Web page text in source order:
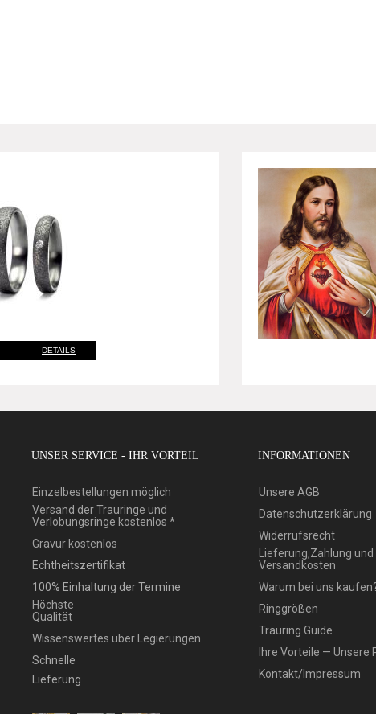
DETAILS
UNSER SERVICE - IHR VORTEIL
Einzelbestellungen möglich
Versand der Trauringe und
Verlobungsringe kostenlos *
Gravur kostenlos
Echtheitszertifikat
100% Einhaltung der Termine
Höchste
Qualität
Wissenswertes über Legierungen
Schnelle
Lieferung
INFORMATIONEN
Unsere AGB
Datenschutzerklärung
Widerrufsrecht
Lieferung,Zahlung und
Versandkosten
Warum bei uns
Ringgrößen
Trauring Guide
Ihre Vorteile — Unsere
Kontakt/Impressum